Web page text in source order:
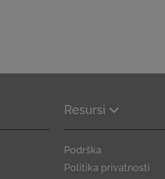
Resursi
Podrška
Politika privatnosti